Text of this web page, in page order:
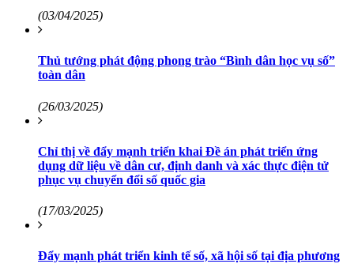
(03/04/2025)
Thủ tướng phát động phong trào “Bình dân học vụ số”
toàn dân
(26/03/2025)
Chỉ thị về đẩy mạnh triển khai Đề án phát triển ứng
dụng dữ liệu về dân cư, định danh và xác thực điện tử
phục vụ chuyển đổi số quốc gia
(17/03/2025)
Đẩy mạnh phát triển kinh tế số, xã hội số tại địa phương